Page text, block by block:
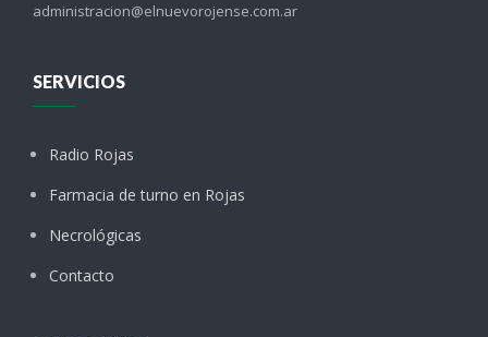
administracion@elnuevorojense.com.ar
SERVICIOS
Radio Rojas
Farmacia de turno en Rojas
Necrológicas
Contacto